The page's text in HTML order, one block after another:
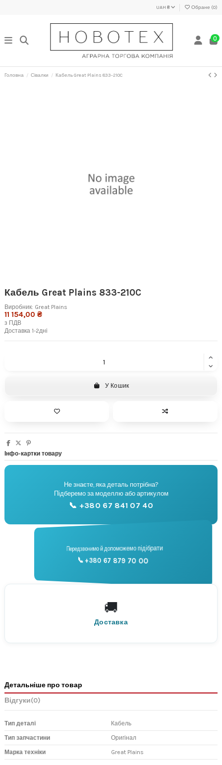
UAH ₴ Обране (0)
0
Головна Сівалки Кабель Great Plains 833-210C
Кабель Great Plains 833-210C
Виробник: Great Plains
11 154,00 ₴
з ПДВ
Доставка 1-2дні
У Кошик
Інфо-картки товару
🔧
Підбір запчастин
Не знаєте, яка деталь потрібна?
Підберемо за моделлю або артикулом
📞 +380 67 841 07 40
📞
Консультація
Передзвонимо й допоможемо підібрати
📞 +380 67 879 70 00
🚚
Доставка
По всій Україні
Нова Пошта
Детальніше про товар
Відгуки(0)
Тип деталі Кабель
Тип запчастини Оригінал
Марка техніки Great Plains